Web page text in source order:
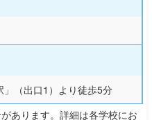
（出口1）より徒歩5分
あります。詳細は各学校にお